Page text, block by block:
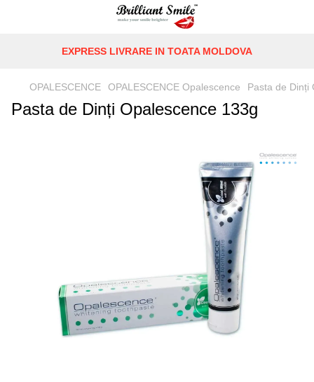
EXPRESS LIVRARE IN TOATA MOLDOVA
OPALESCENCE OPALESCENCE Opalescence Pasta de Dinți
Pasta de Dinți Opalescence 133g